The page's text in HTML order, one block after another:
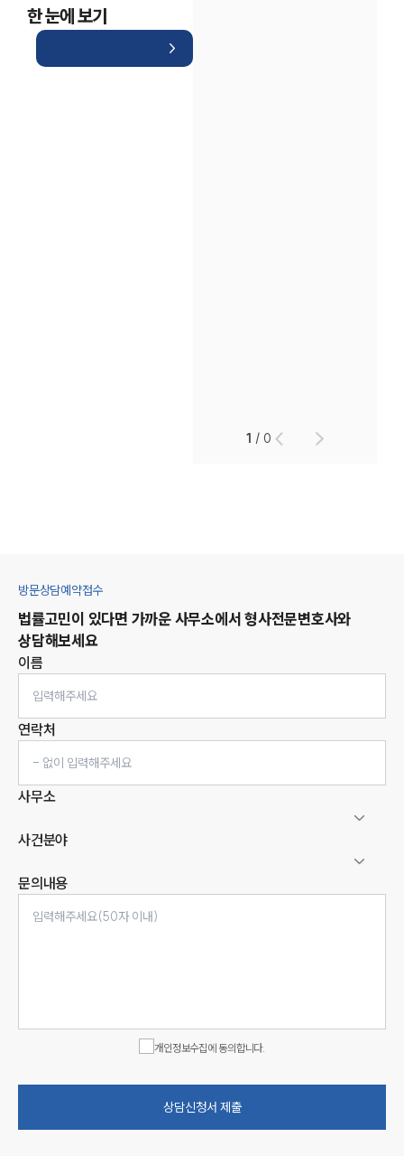
한 눈에 보기
1 /0
방문상담예약접수
법률고민이 있다면 가까운 사무소에서 형사전문변호사와
상담해보세요
이름
연락처
사무소
사건분야
문의내용
개인정보수집에 동의합니다.
상담신청서 제출